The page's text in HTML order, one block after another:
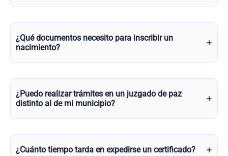
¿Qué documentos necesito para inscribir un
nacimiento?
¿Puedo realizar trámites en un juzgado de paz
distinto al de mi municipio?
¿Cuánto tiempo tarda en expedirse un certificado?